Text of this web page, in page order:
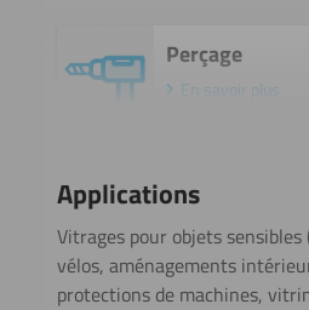
Perçage
En savoir plus
Polissage
En savoir plus
Applications
Vitrages pour objets
vélos, aménagements
protections de machines,